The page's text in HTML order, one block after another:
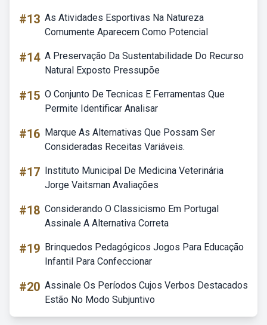
#13 As Atividades Esportivas Na Natureza
Comumente Aparecem Como Potencial
#14 A Preservação Da Sustentabilidade Do Recurso
Natural Exposto Pressupõe
#15 O Conjunto De Tecnicas E Ferramentas Que
Permite Identificar Analisar
#16 Marque As Alternativas Que Possam Ser
Consideradas Receitas Variáveis.
#17 Instituto Municipal De Medicina Veterinária
Jorge Vaitsman Avaliações
#18 Considerando O Classicismo Em Portugal
Assinale A Alternativa Correta
#19 Brinquedos Pedagógicos Jogos Para Educação
Infantil Para Confeccionar
#20 Assinale Os Períodos Cujos Verbos Destacados
Estão No Modo Subjuntivo